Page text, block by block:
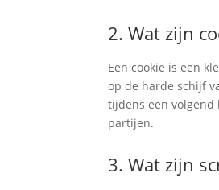
2. Wat zijn
Een cookie is een
op de harde schijf
tijdens een volgend
partijen.
3. Wat zijn